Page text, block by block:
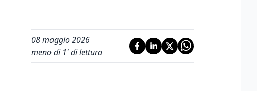
08 maggio 2026
meno di 1' di lettura